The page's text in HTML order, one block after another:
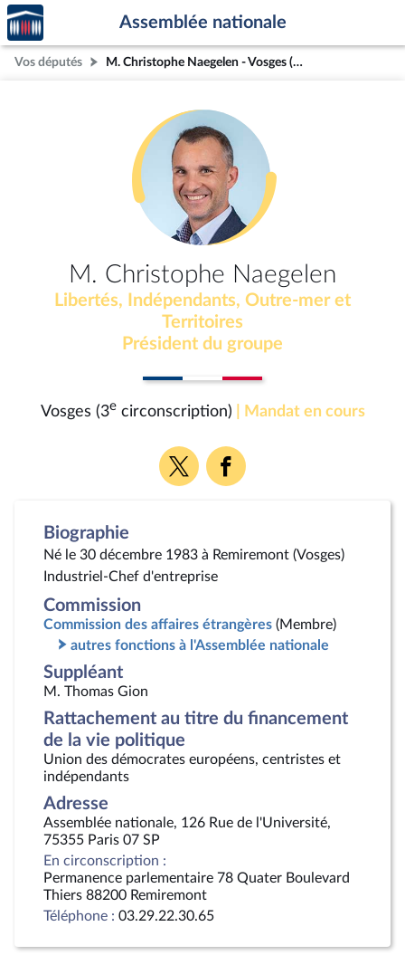
Aller au contenu
Aller en bas de la page
Accèder
à la
page
d'accueil
Assemblée nationale
Vos députés M. Christophe Naegelen - Vosges (3e circonscription)
M. Christophe Naegelen
Libertés, Indépendants, Outre-mer et
Territoires
Président du groupe
Vosges (3ecirconscription) | Mandat en cours
Voir
la
Voir
la
Biographie
Né le 30 décembre 1983 à Remiremont (Vosges)
Industriel-Chef d'entreprise
Commission
Commission des affaires étrangères (Membre)
autres fonctions à l'Assemblée nationale
Suppléant
M. Thomas Gion
Rattachement au titre du financement
de la vie politique
Union des démocrates européens, centristes et
indépendants
Adresse
Assemblée nationale, 126 Rue de l'Université,
75355 Paris 07 SP
En circonscription :
Permanence parlementaire 78 Quater Boulevard
Thiers 88200 Remiremont
Téléphone : 03.29.22.30.65